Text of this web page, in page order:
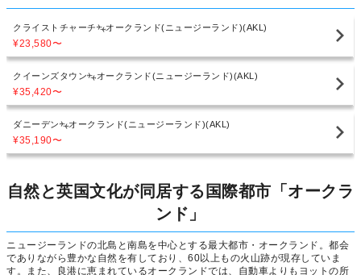
クライストチャーチ オークランド(ニュージーランド)(AKL)
¥23,580〜
クイーンズタウン オークランド(ニュージーランド)(AKL)
¥35,420〜
ダニーデン オークランド(ニュージーランド)(AKL)
¥35,190〜
自然と英国文化が同居する国際都市「オークラ
ンド」
ニュージーランドの北島と南島を中心とする最大都市・オークランド。都会
でありながら豊かな自然を有しており、60以上もの火山跡が現存していま
す。また、良港に恵まれているオークランドでは、自動車よりもヨットの所